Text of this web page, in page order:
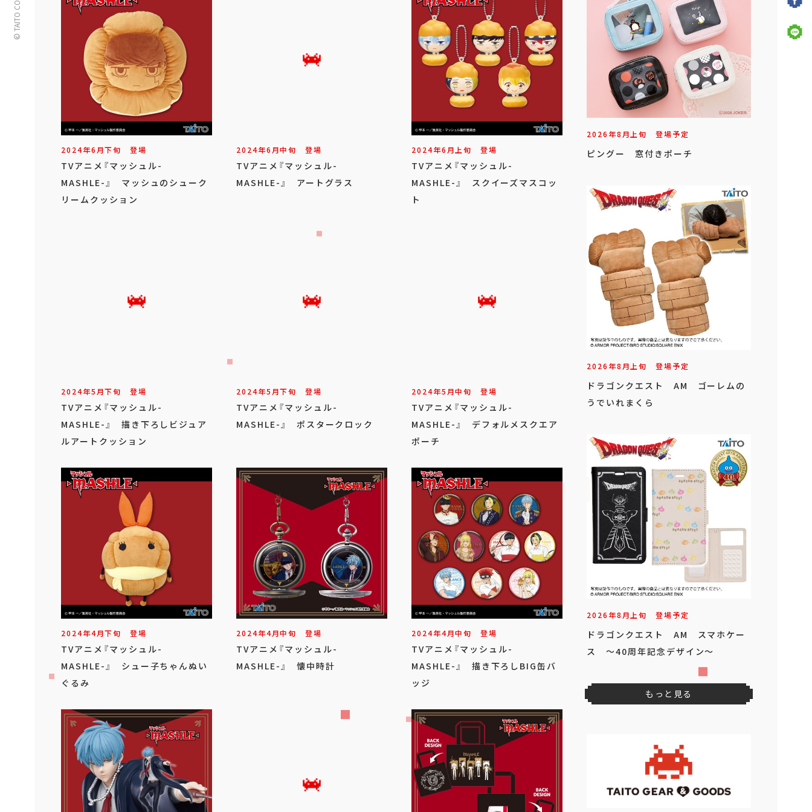
2024年6月下旬 登場
TVアニメ『マッシュル-
MASHLE-』 マッシュのシューク
リームクッション
2024年6月中旬 登場
TVアニメ『マッシュル-
MASHLE-』 アートグラス
2024年6月上旬 登場
TVアニメ『マッシュル-
MASHLE-』 スクイーズマスコッ
ト
2024年5月下旬 登場
TVアニメ『マッシュル-
MASHLE-』 描き下ろしビジュア
ルアートクッション
2024年5月下旬 登場
TVアニメ『マッシュル-
MASHLE-』 ポスタークロック
2024年5月中旬 登場
TVアニメ『マッシュル-
MASHLE-』 デフォルメスクエア
ポーチ
2024年4月下旬 登場
TVアニメ『マッシュル-
MASHLE-』 シュー子ちゃんぬい
ぐるみ
2024年4月中旬 登場
TVアニメ『マッシュル-
MASHLE-』 懐中時計
2024年4月中旬 登場
TVアニメ『マッシュル-
MASHLE-』 描き下ろしBIG缶バ
ッジ
2026年8月上旬 登場予定
ピングー 窓付きポーチ
2026年8月上旬 登場予定
ドラゴンクエスト AM ゴーレムの
うでいれまくら
2026年8月上旬 登場予定
ドラゴンクエスト AM スマホケー
ス ～40周年記念デザイン～
もっと見る